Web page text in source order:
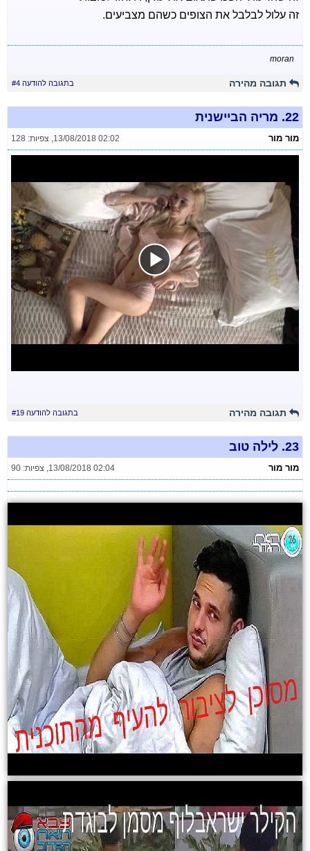
זה עלול לבלבל את הצופים כשהם מצביעים.
moran
תגובה מהירה בתגובה להודעה #4
22. מריה הביישנית
מור מור 13/08/2018 02:02
, צפיות: 128
תגובה מהירה בתגובה להודעה #19
23. לילה טוב
מור מור 13/08/2018 02:04
, צפיות: 90